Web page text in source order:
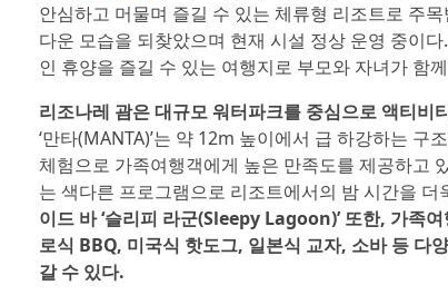
안심하고 머물며 즐길 수 있는 체류형 리조트로 주
다운 모습을 되찾았으며 현재 시설 정상 운영 중이
인 휴양을 즐길 수 있는 여행지로 부모와 자녀가 함
리조나레 괌은 대규모 워터파크를 중심으로 액티비
‘만타(MANTA)’는 약 12m 높이에서 급 하강하는
체험으로 가족여행객에게 높은 만족도를 제공하고
는 색다른 프로그램으로 리조트에서의 밤 시간을 더
이드 바 ‘슬리피 라군(Sleepy Lagoon)’ 또한, 가족
로식 BBQ, 미국식 핫도그, 일본식 교자, 소바 등 다
갈 수 있다.